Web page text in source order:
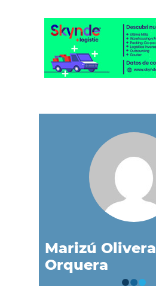
Marizú Olivera
Orquera